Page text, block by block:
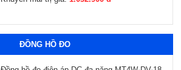
ĐỒNG HỒ ĐO